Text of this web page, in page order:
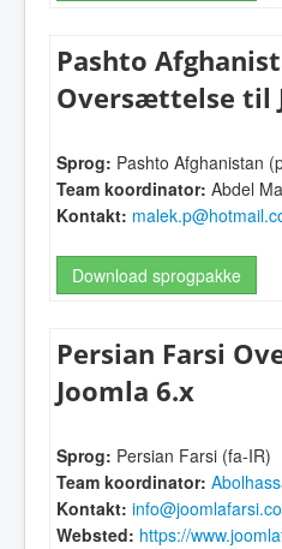
Pashto
Oversættelse til
Sprog: Pashto Afghanistan
Team koordinator: Abdel
Kontakt:
Download sprogpakke
Persian Farsi
Joomla 6.x
Sprog: Persian Farsi (fa-IR)
Team koordinator:
Kontakt:
Websted: https://